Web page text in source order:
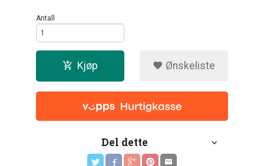
Antall
Kjøp Ønskeliste
Del dette